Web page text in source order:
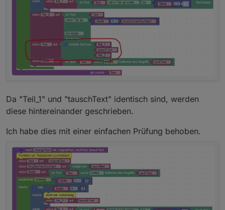
Da "Teil_1" und "tauschText" identisch sind, werden
diese hintereinander geschrieben.
Ich habe dies mit einer einfachen Prüfung behoben.